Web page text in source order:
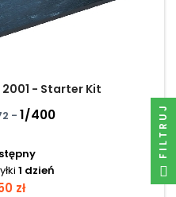
- Starter Kit
- 1/400
1 dzień
zł
FILTRUJ